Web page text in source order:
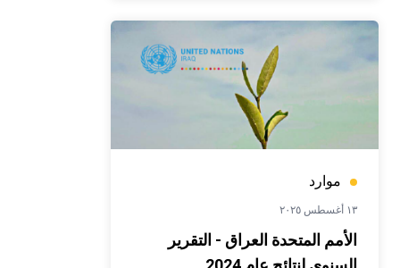
موارد
١٣ أغسطس ٢٠٢٥
الأمم المتحدة العراق - التقرير